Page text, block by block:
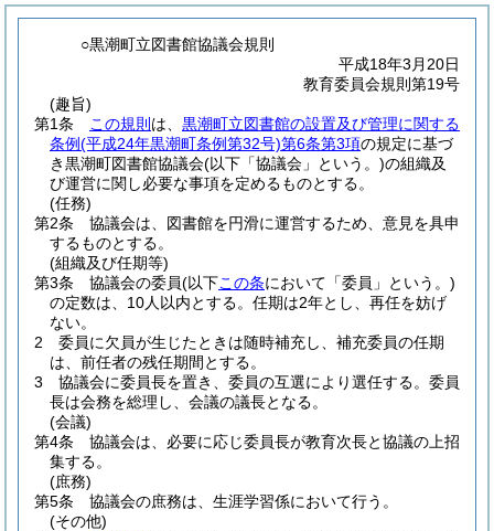
○黒潮町立図書館協議会規則
平成18年3月20日
教育委員会規則第19号
(趣旨)
第1条
この規則 は、 黒潮町立図書館の設置及び管理に関する
条例(平成24年黒潮町条例第32号)第6条第3項の規定に基づ
き黒潮町図書館協議会(以下「協議会」という。)の組織及
び運営に関し必要な事項を定めるものとする。
(任務)
第2条
協議会は、図書館を円滑に運営するため、意見を具申
するものとする。
(組織及び任期等)
第3条
協議会の委員(以下この条において「委員」という。)
の定数は、10人以内とする。 任期は2年とし、再任を妨げ
ない。
2
委員に欠員が生じたときは随時補充し、補充委員の任期
は、前任者の残任期間とする。
3
協議会に委員長を置き、委員の互選により選任する。 委員
長は会務を総理し、会議の議長となる。
(会議)
第4条
協議会は、必要に応じ委員長が教育次長と協議の上招
集する。
(庶務)
第5条
協議会の庶務は、生涯学習係において行う。
(その他)